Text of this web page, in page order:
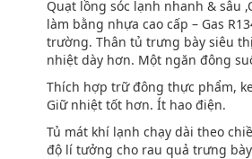
Quạt lồng sóc lạnh nhanh & sâu
làm bằng nhựa cao cấp – Gas
trường. Thân tủ trưng bày siêu
nhiệt dày hơn. Một ngăn đông
Thích hợp trữ đông thực phẩm,
Giữ nhiệt tốt hơn. Ít hao điện.
Tủ mát khí lạnh chạy dài theo
độ lí tưởng cho rau quả trưng